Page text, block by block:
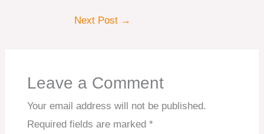
Next Post →
Leave a Comment
Your email address will not be published.
Required fields are marked *